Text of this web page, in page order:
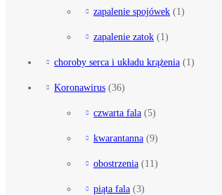
zapalenie spojówek (1)
zapalenie zatok (1)
choroby serca i układu krążenia (1)
Koronawirus (36)
czwarta fala (5)
kwarantanna (9)
obostrzenia (11)
piąta fala (3)